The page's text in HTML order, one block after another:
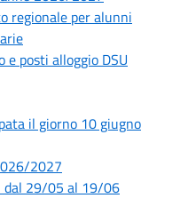
regionale per alunni
posti alloggio DSU
il giorno 10 giugno
2027
dal 29/05 al 19/06